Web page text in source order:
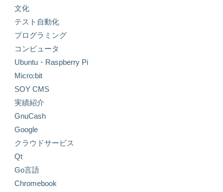
文化
テスト自動化
プログラミング
コンピュータ
Ubuntu・Raspberry Pi
Micro:bit
SOY CMS
実績紹介
GnuCash
Google
クラウドサービス
Qt
Go言語
Chromebook